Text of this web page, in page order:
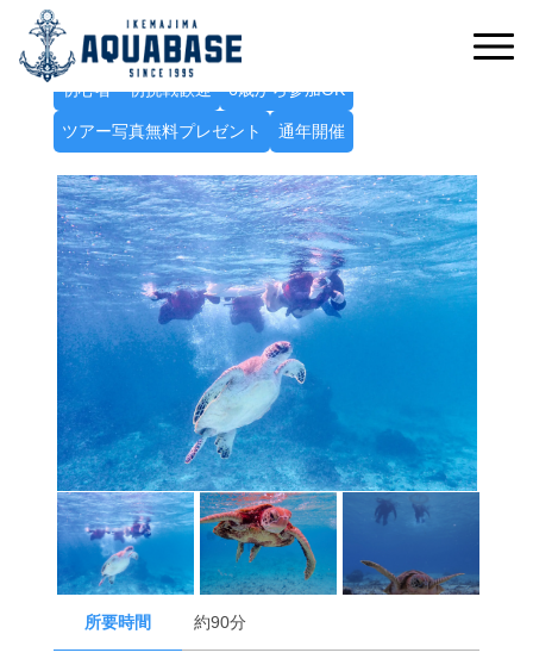
ウミガメと一緒に泳ぐ感動体験！
ウミガメフォトシュノーケルツアー
初心者・初挑戦歓迎 6歳から参加OK
ツアー写真無料プレゼント 通年開催
所要時間 約90分